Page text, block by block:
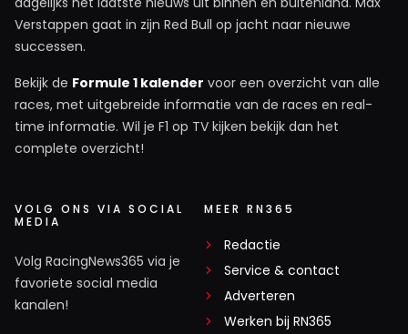
Verstappen gaat in zijn Red Bull op jacht naar nieuwe
successen.
Bekijk de Formule 1 kalender voor een overzicht van alle
races, met uitgebreide informatie van de races en real-
time informatie. Wil je F1 op TV kijken bekijk dan het
complete overzicht!
VOLG ONS VIA SOCIAL
MEDIA
Volg RacingNews365 via je
favoriete social media
kanalen!
MEER RN365
Redactie
Service & contact
Adverteren
Werken bij RN365